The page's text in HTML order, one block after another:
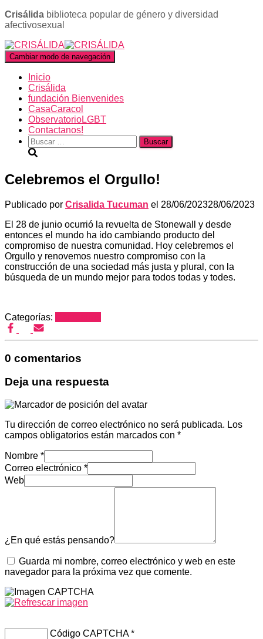
Crisálida biblioteca popular de género y diversidad
afectivosexual
Cambiar modo de navegación
Inicio
Crisálida
fundación Bienvenides
CasaCaracol
ObservatorioLGBT
Contactanos!
Buscar:
Celebremos el Orgullo!
Publicado por Crisalida Tucuman el 28/06/202328/06/2023
El 28 de junio ocurrió la revuelta de Stonewall y desde
entonces el mundo ha ido cambiando producto del
compromiso de nuestra comunidad. Hoy celebremos el
Orgullo y renovemos nuestro compromiso con la
construcción de una sociedad más justa y plural, con la
búsqueda de un mundo mejor para todos todas y todes.
Categorías:
0 comentarios
Deja una respuesta
Tu dirección de correo electrónico no será publicada. Los
campos obligatorios están marcados con *
Nombre *
Correo electrónico *
Web
¿En qué estás pensando?
Guarda mi nombre, correo electrónico y web en este
navegador para la próxima vez que comente.
Código CAPTCHA*